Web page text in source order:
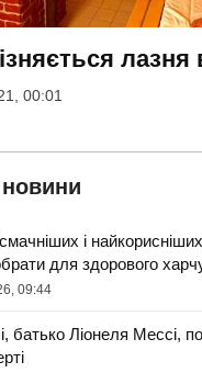
лазня
00:01
і
для здорового
09:44
батько Ліонеля Мессі,